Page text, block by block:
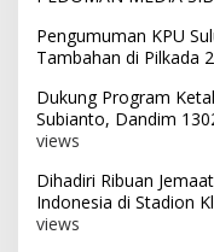
Pengumuman KPU
Tambahan di Pilkada
Dukung Program
Subianto, Dandim
views
Dihadiri Ribuan
Indonesia di Stadion
views